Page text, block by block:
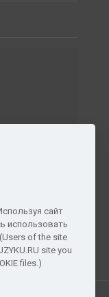
сайт
использовать
of the site
site you
files.)